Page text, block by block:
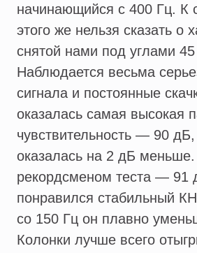
начинающийся с 400 Гц. К
этого же нельзя сказать о
снятой нами под углами
Наблюдается весьма
сигнала и постоянные
оказалась самая высокая
чувствительность — 90
оказалась на 2 дБ
рекордсменом теста — 91
понравился стабильный
со 150 Гц он плавно
Колонки лучше всего